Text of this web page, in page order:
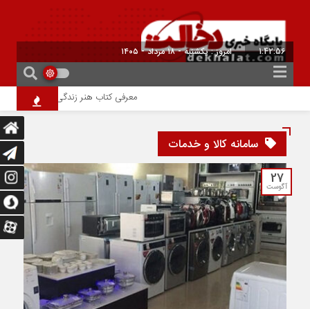
1:42:56 امروز : یکشنبه - ۱۸ مرداد - ۱۴۰۵
معرفی کتاب هنر زندگی کردن؛ چگونه
سامانه کالا و خدمات
27
آگوست